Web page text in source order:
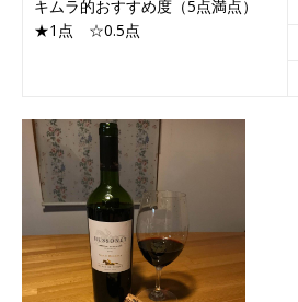
キムラ的おすすめ度（5点満点）
★1点 ☆0.5点